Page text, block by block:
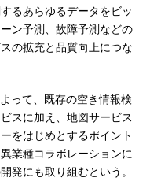
るあらゆるデータをビッ
ン予測、故障予測などの
の拡充と品質向上につな
って、既存の空き情報検
スに加え、地図サービス
をはじめとするポイント
業種コラボレーションに
発にも取り組むという。